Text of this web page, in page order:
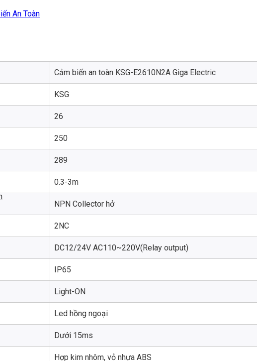
An Toàn
Cảm biến an toàn KSG-E2610N2A Giga Electric
KSG
26
250
289
0.3-3m
NPN Collector hở
2NC
DC12/24V AC110~220V(Relay output)
IP65
Light-ON
Led hồng ngoại
Dưới 15ms
Hợp kim nhôm, vỏ nhựa ABS